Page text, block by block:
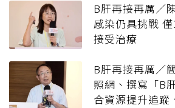
B肝再接再厲／
感染仍具挑戰
接受治療
B肝再接再厲／
照網、撰寫「B
合資源提升追蹤